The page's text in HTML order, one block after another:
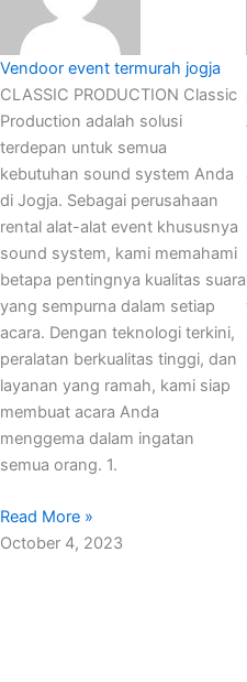
Vendoor event termurah jogja
CLASSIC PRODUCTION Classic
Production adalah solusi
terdepan untuk semua
kebutuhan sound system Anda
di Jogja. Sebagai perusahaan
rental alat-alat event khususnya
sound system, kami memahami
betapa pentingnya kualitas suara
yang sempurna dalam setiap
acara. Dengan teknologi terkini,
peralatan berkualitas tinggi, dan
layanan yang ramah, kami siap
membuat acara Anda
menggema dalam ingatan
semua orang. 1.
Read More »
October 4, 2023